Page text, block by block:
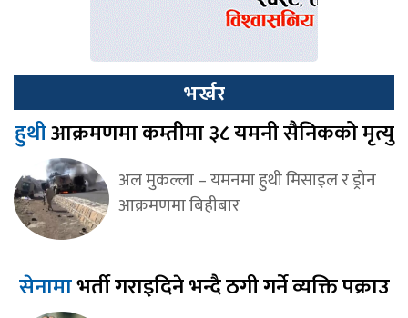
भर्खर
हुथीआक्रमणमा कम्तीमा ३८ यमनी सैनिकको मृत्यु
अल मुकल्ला – यमनमा हुथी मिसाइल र ड्रोन
आक्रमणमा बिहीबार
सेनामाभर्ती गराइदिने भन्दै ठगी गर्ने व्यक्ति पक्राउ